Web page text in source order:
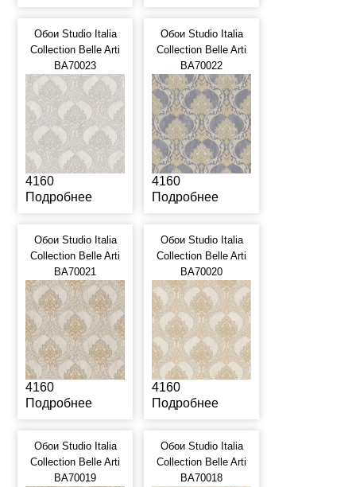
Обои Studio Italia
Collection Belle Arti
BA70023
4160
Подробнее
Обои Studio Italia
Collection Belle Arti
BA70022
4160
Подробнее
Обои Studio Italia
Collection Belle Arti
BA70021
4160
Подробнее
Обои Studio Italia
Collection Belle Arti
BA70020
4160
Подробнее
Обои Studio Italia
Collection Belle Arti
BA70019
Обои Studio Italia
Collection Belle Arti
BA70018